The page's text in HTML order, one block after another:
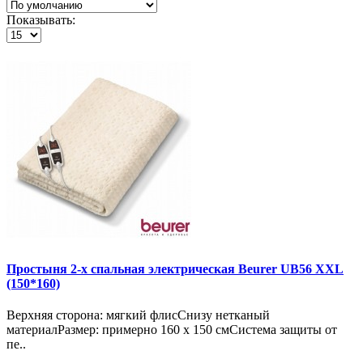
Показывать:
Простыня 2-х спальная электрическая Beurer UB56 XXL
(150*160)
Верхняя сторона: мягкий флисСнизу нетканый
материалРазмер: примерно 160 x 150 смСистема защиты от
пе..